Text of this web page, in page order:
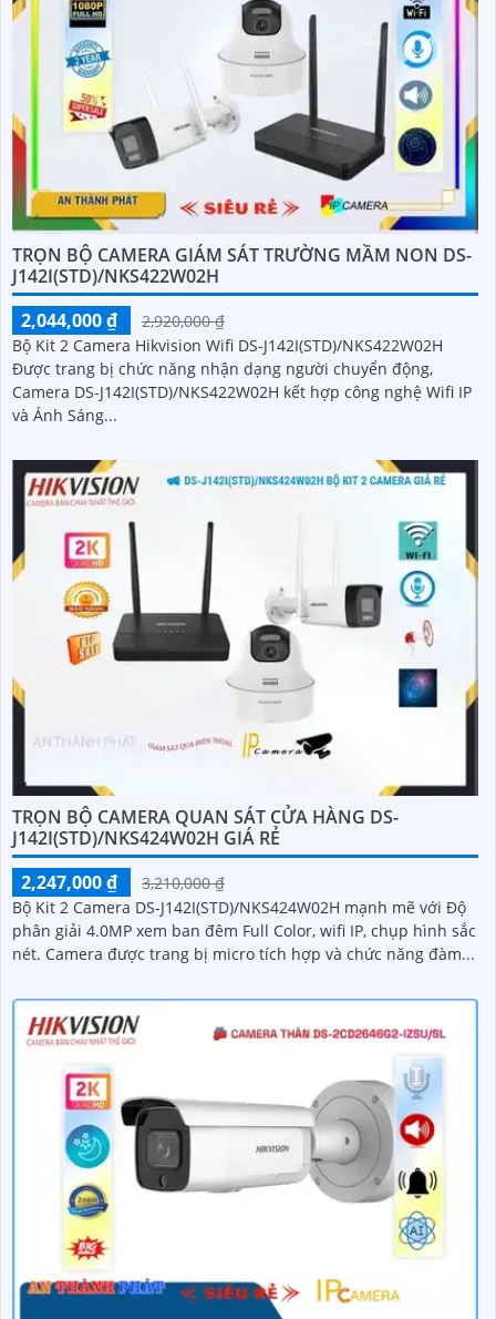
TRỌN BỘ CAMERA GIÁM SÁT TRƯỜNG MẦM NON DS-
J142I(STD)/NKS422W02H
2,044,000 ₫
2,920,000 ₫
Bộ Kit 2 Camera Hikvision Wifi DS-J142I(STD)/NKS422W02H
Được trang bị chức năng nhận dạng người chuyển động,
Camera DS-J142I(STD)/NKS422W02H kết hợp công nghệ Wifi IP
và Ánh Sáng...
TRỌN BỘ CAMERA QUAN SÁT CỬA HÀNG DS-
J142I(STD)/NKS424W02H GIÁ RẺ
2,247,000 ₫
3,210,000 ₫
Bộ Kit 2 Camera DS-J142I(STD)/NKS424W02H mạnh mẽ với Độ
phân giải 4.0MP xem ban đêm Full Color, wifi IP, chụp hình sắc
nét. Camera được trang bị micro tích hợp và chức năng đàm...